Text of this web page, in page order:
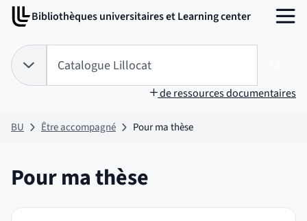
Aller
Aller
page
Bibliothèques universitaires et Learning center MENU
Choix du périmètre de recherche :
CATALOGUE LILLOCAT
sélectionnéTapez votre recherche pour rechercher dans :
Catalogue Lillocat
de ressources documentaires
BU Être accompagné Pour ma thèse
Pour ma thèse